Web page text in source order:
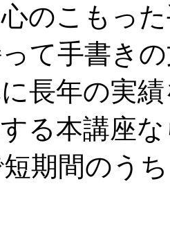
のこもっ
て手書き
長年の実
る本講座
期間のう